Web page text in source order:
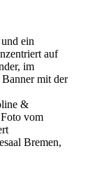
&
vom
Bremen,